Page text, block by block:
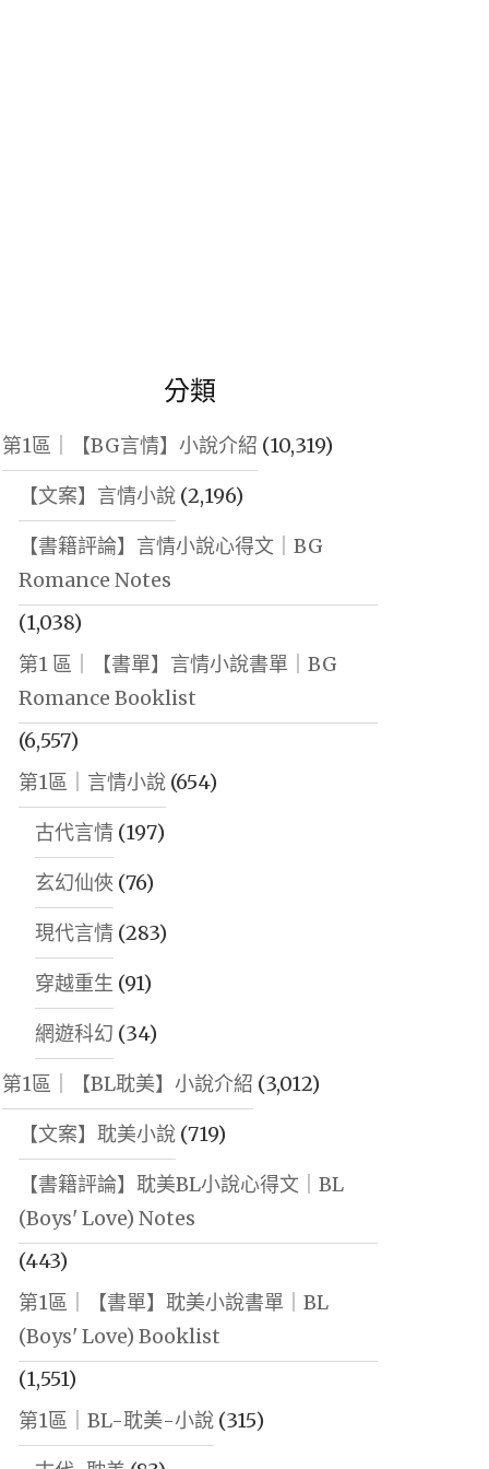
分類
第1區｜【BG言情】小說介紹 (10,319)
【文案】言情小說(2,196)
【書籍評論】言情小說心得文｜BG
Romance Notes
(1,038)
第1 區｜【書單】言情小說書單｜BG
Romance Booklist
(6,557)
第1區｜言情小說(654)
古代言情(197)
玄幻仙俠 (76)
現代言情(283)
穿越重生 (91)
網遊科幻 (34)
第1區｜【BL耽美】小說介紹 (3,012)
【文案】耽美小說(719)
【書籍評論】耽美BL小說心得文｜BL
(Boys' Love) Notes
(443)
第1區｜【書單】耽美小說書單｜BL
(Boys' Love) Booklist
(1,551)
第1區｜BL-耽美-小說(315)